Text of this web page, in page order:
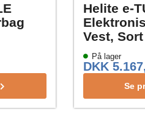
Helite e-
Vest, Sort
På lager
DKK
Se